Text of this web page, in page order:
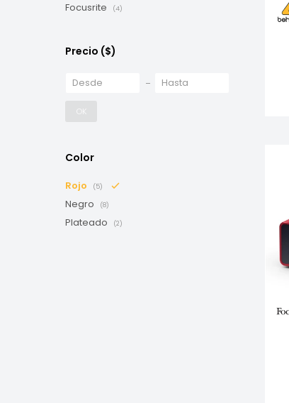
Focusrite (4)
Precio ($)
OK
Color
Rojo (5)
Negro (8)
Plateado (2)